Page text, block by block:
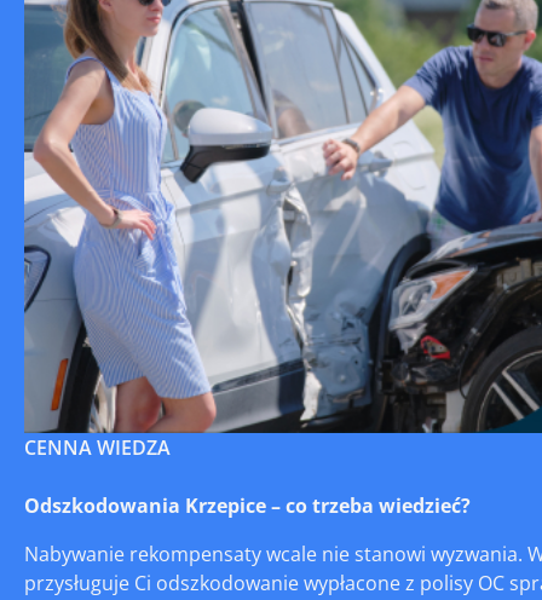
CENNA WIEDZA
Odszkodowania Krzepice – co trzeba wiedzieć?
Nabywanie rekompensaty wcale nie stanowi wyzwania.
przysługuje Ci odszkodowanie wypłacone z polisy OC